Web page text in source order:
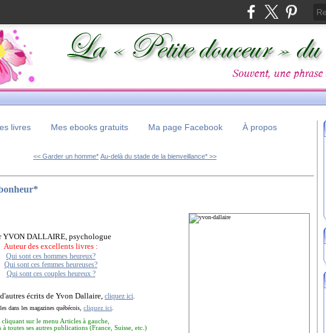
livres Mes ebooks gratuits Ma page Facebook À propos
<< Garder un homme* Au-delà du stade de la bienveillance* >>
YVON DALLAIRE, psychologue
Auteur des excellents livres :
Qui sont ces hommes heureux?
Qui sont ces femmes heureuses?
Qui sont ces couples heureux ?
écrits de Yvon Dallaire, cliquez ici
dans les magazines québécois, cliquez ici
cliquant sur le menu Articles à gauche,
à toutes ses autres publications (France, Suisse, etc.)